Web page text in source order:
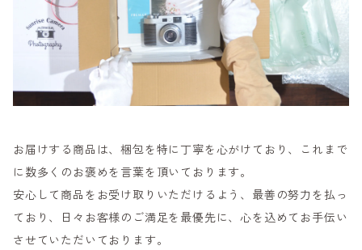
お届けする商品は、梱包を特に丁寧を心がけており、これまで
に数多くのお褒めを言葉を頂いております。
安心して商品をお受け取りいただけるよう、最善の努力を払っ
ており、日々お客様のご満足を最優先に、心を込めてお手伝い
させていただいております。